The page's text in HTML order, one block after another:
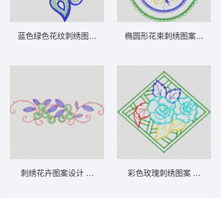
蓝色绿色花纹刺绣图案 植物花型
刺绣花卉图案设计 植物花型
椭圆形花束刺绣图案 植物
彩色玫瑰刺绣图案 植物花